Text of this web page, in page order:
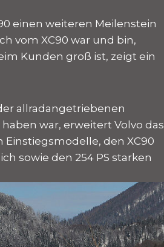
einen weiteren Meilenstein
vom XC90 war und bin,
Kunden groß ist, zeigt ein
allradangetriebenen
war, erweitert Volvo das
den XC90
sowie den 254 PS starken